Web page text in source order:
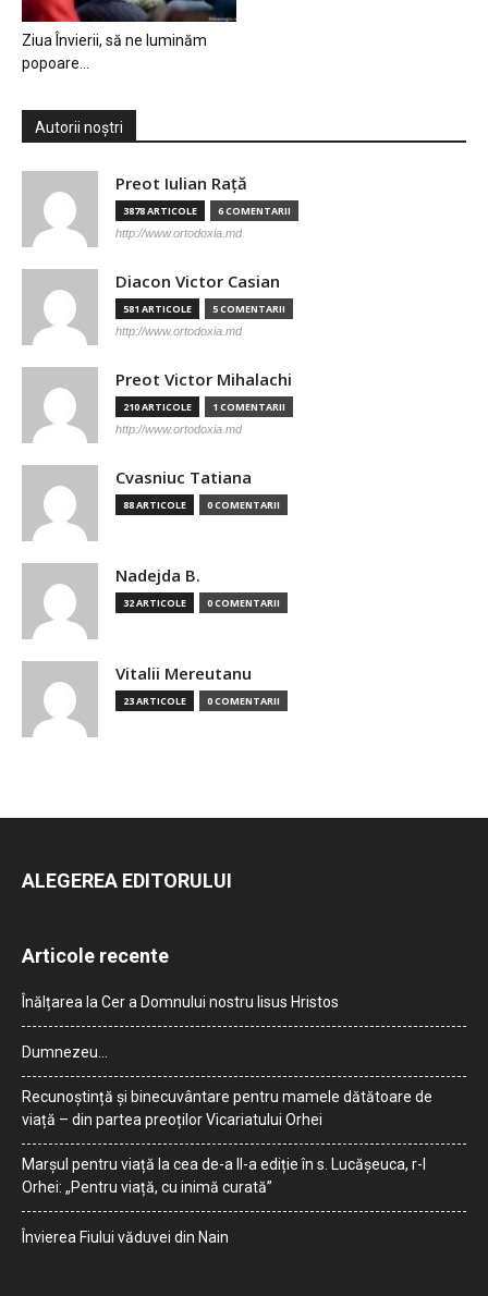
Ziua Învierii, să ne luminăm
popoare…
Autorii noștri
Preot Iulian Raţă
3878 ARTICOLE 6 COMENTARII
http://www.ortodoxia.md
Diacon Victor Casian
581 ARTICOLE 5 COMENTARII
http://www.ortodoxia.md
Preot Victor Mihalachi
210 ARTICOLE 1 COMENTARII
http://www.ortodoxia.md
Cvasniuc Tatiana
88 ARTICOLE 0 COMENTARII
Nadejda B.
32 ARTICOLE 0 COMENTARII
Vitalii Mereutanu
23 ARTICOLE 0 COMENTARII
ALEGEREA EDITORULUI
Articole recente
Înălțarea la Cer a Domnului nostru Iisus Hristos
Dumnezeu…
Recunoștință și binecuvântare pentru mamele dătătoare de
viață – din partea preoților Vicariatului Orhei
Marșul pentru viață la cea de-a II-a ediție în s. Lucășeuca, r-l
Orhei: „Pentru viață, cu inimă curată”
Învierea Fiului văduvei din Nain